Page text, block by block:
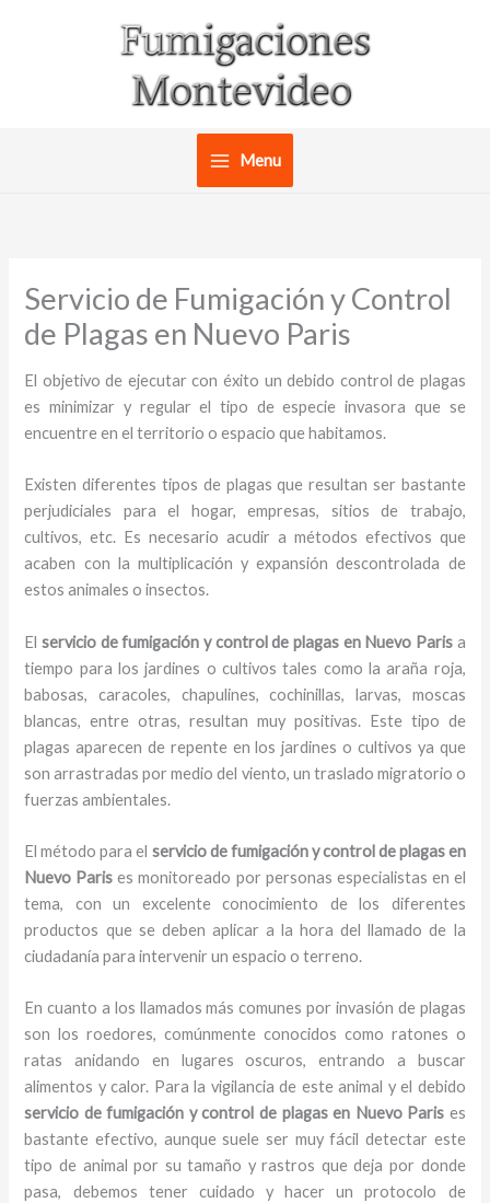
Menu
Servicio de Fumigación y Control
de Plagas en Nuevo Paris
El objetivo de ejecutar con éxito un debido control de plagas
es minimizar y regular el tipo de especie invasora que se
encuentre en el territorio o espacio que habitamos.
Existen diferentes tipos de plagas que resultan ser bastante
perjudiciales para el hogar, empresas, sitios de trabajo,
cultivos, etc. Es necesario acudir a métodos efectivos que
acaben con la multiplicación y expansión descontrolada de
estos animales o insectos.
Elservicio de fumigación y control de plagas en Nuevo Parisa
tiempo para los jardines o cultivos tales como la araña roja,
babosas, caracoles, chapulines, cochinillas, larvas, moscas
blancas, entre otras, resultan muy positivas. Este tipo de
plagas aparecen de repente en los jardines o cultivos ya que
son arrastradas por medio del viento, un traslado migratorio o
fuerzas ambientales.
El método para el servicio de fumigación y control de plagasen
Nuevo Paris es monitoreado por personas especialistas en el
tema, con un excelente conocimiento de los diferentes
productos que se deben aplicar a la hora del llamado de la
ciudadanía para intervenir un espacio o terreno.
En cuanto a los llamados más comunes por invasión de plagas
son los roedores, comúnmente conocidos como ratones o
ratas anidando en lugares oscuros, entrando a buscar
alimentos y calor. Para la vigilancia de este animal y el debido
servicio de fumigación y control de plagasen Nuevo Paris es
bastante efectivo, aunque suele ser muy fácil detectar este
tipo de animal por su tamaño y rastros que deja por donde
pasa, debemos tener cuidado y hacer un protocolo de